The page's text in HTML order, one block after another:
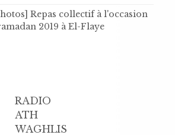
Repas collectif à l'occasion
2019 à El-Flaye
RADIO
ATH
WAGHLIS